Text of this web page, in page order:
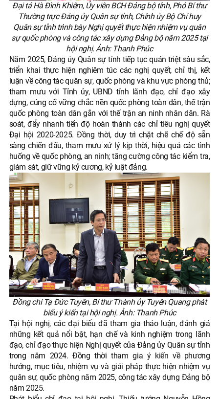
Đại tá Hà Đình Khiêm, Ủy viên BCH Đảng bộ tỉnh, Phó Bí thư
Thường trực Đảng ủy Quân sự tỉnh, Chính ủy Bộ Chỉ huy
Quân sự tỉnh trình bày Nghị quyết thực hiện nhiệm vụ quân
sự quốc phòng và công tác xây dựng Đảng bộ năm 2025 tại
hội nghị. Ảnh: Thanh Phúc
Năm 2025, Đảng ủy Quân sự tỉnh tiếp tục quán triệt sâu sắc,
triển khai thực hiện nghiêm túc các nghị quyết, chỉ thị, kết
luận về công tác quân sự, quốc phòng và khu vực phòng thủ;
tham mưu với Tỉnh ủy, UBND tỉnh lãnh đạo, chỉ đạo xây
dựng, củng cố vững chắc nền quốc phòng toàn dân, thế trận
quốc phòng toàn dân gắn với thế trận an ninh nhân dân. Rà
soát, đẩy nhanh tiến độ hoàn thành các chỉ tiêu nghị quyết
Đại hội 2020-2025. Đồng thời, duy trì chặt chẽ chế độ sẵn
sàng chiến đấu, tham mưu xử lý kịp thời, hiệu quả các tình
huống về quốc phòng, an ninh; tăng cường công tác kiểm tra,
giám sát, giữ vững kỷ cương, kỷ luật đảng.
Đồng chí Tạ Đức Tuyên, Bí thư Thành ủy Tuyên Quang phát
biểu ý kiến tại hội nghị. Ảnh: Thanh Phúc
Tại hội nghị, các đại biểu đã tham gia thảo luận, đánh giá
những kết quả nổi bật, hạn chế và kinh nghiệm trong lãnh
đạo, chỉ đạo thực hiện Nghị quyết của Đảng ủy Quân sự tỉnh
trong năm 2024. Đồng thời tham gia ý kiến về phương
hướng, mục tiêu, nhiệm vụ và giải pháp thực hiện nhiệm vụ
quân sự, quốc phòng năm 2025, công tác xây dựng Đảng bộ
năm 2025.